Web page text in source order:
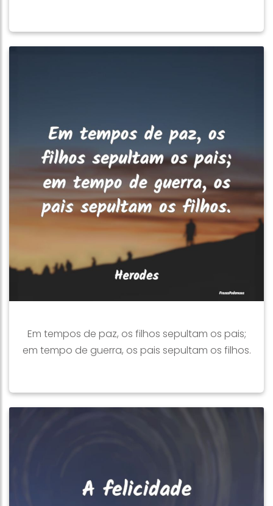
Em tempos de paz, os filhos sepultam os pais;
em tempo de guerra, os pais sepultam os filhos.